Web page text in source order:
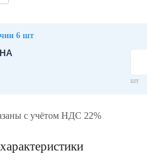
6 шт
шт
с учётом НДС 22%